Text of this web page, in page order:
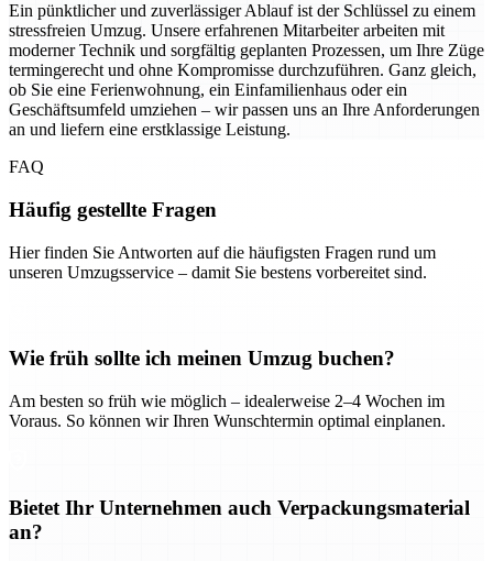
Ein pünktlicher und zuverlässiger Ablauf ist der Schlüssel zu einem
stressfreien Umzug. Unsere erfahrenen Mitarbeiter arbeiten mit
moderner Technik und sorgfältig geplanten Prozessen, um Ihre Züge
termingerecht und ohne Kompromisse durchzuführen. Ganz gleich,
ob Sie eine Ferienwohnung, ein Einfamilienhaus oder ein
Geschäftsumfeld umziehen – wir passen uns an Ihre Anforderungen
an und liefern eine erstklassige Leistung.
FAQ
Häufig gestellte Fragen
Hier finden Sie Antworten auf die häufigsten Fragen rund um
unseren Umzugsservice – damit Sie bestens vorbereitet sind.
Wie früh sollte ich meinen Umzug buchen?
Am besten so früh wie möglich – idealerweise 2–4 Wochen im
Voraus. So können wir Ihren Wunschtermin optimal einplanen.
Bietet Ihr Unternehmen auch Verpackungsmaterial
an?